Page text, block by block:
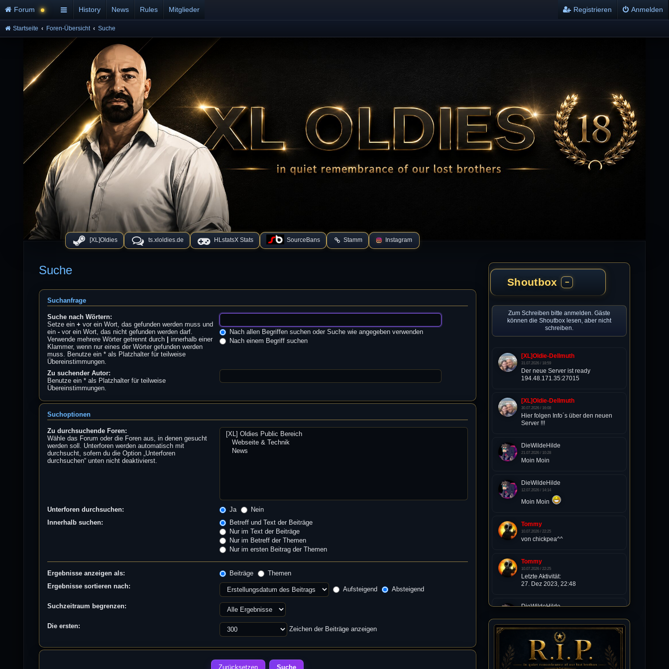
[XL]Oldies ts.xloldies.de HLstatsX Stats SourceBans Stamm Instagram
Forum History News Rules Mitglieder Anmelden
Registrieren
Startseite Foren-Übersicht Suche
Suche
Suchanfrage
Suche nach Wörtern:
Setze ein+ vor ein Wort, das gefunden werden muss und
ein- vor ein Wort, das nicht gefunden werden darf.
Verwende mehrere Wörter getrennt durch
innerhalb einer
Klammer, wenn nur eines der Wörter gefunden werden
muss. Benutze ein * als Platzhalter für teilweise
Übereinstimmungen.
Nach allen Begriffen suchen oder Suche wie angegeben verwenden
Nach einem Begriff suchen
Zu suchender Autor:
Benutze ein * als Platzhalter für teilweise
Übereinstimmungen.
Suchoptionen
Zu durchsuchende Foren:
Wähle das Forum oder die Foren aus, in denen gesucht
werden soll. Unterforen werden automatisch mit
durchsucht, sofern du die Option „Unterforen
durchsuchen“ unten nicht deaktivierst.
Unterforen durchsuchen: Ja
Nein
Innerhalb suchen:
Betreff und Text der Beiträge
Nur im Text der Beiträge
Nur im Betreff der Themen
Nur im ersten Beitrag der Themen
Ergebnisse anzeigen als: Beiträge
Themen
Ergebnisse sortieren nach:
Aufsteigend Absteigend
Suchzeitraum begrenzen:
Die ersten: Zeichen der Beiträge anzeigen
Shoutbox −
Zum Schreiben bitte anmelden. Gäste
können die Shoutbox lesen, aber nicht
schreiben.
[XL]Oldie-Dellmuth
31.07.2026 / 18:59
Der neue Server ist ready
194.48.171.35:27015
[XL]Oldie-Dellmuth
30.07.2026 / 16:08
Hier folgen Info´s über den neuen
Server !!!
DieWildeHilde
21.07.2026 / 10:28
Moin Moin
DieWildeHilde
12.07.2026 / 14:14
Moin Moin
Tommy
10.07.2026 / 22:25
von chickpea^^
Tommy
10.07.2026 / 22:25
Letzte Aktivität:
27. Dez 2023, 22:48
DieWildeHilde
Happy Birthday Chickpea
DieWildeHilde
10.07.2026 / 10:08
Hallo meine Lieben!